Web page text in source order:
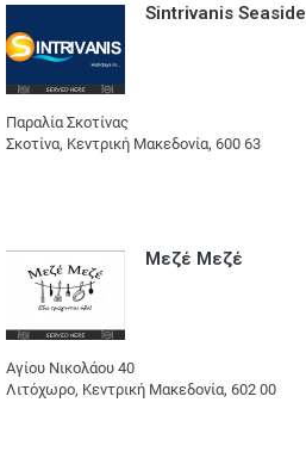
Sintrivanis Seaside
Παραλία Σκοτίνας
Σκοτίνα, Κεντρική Μακεδονία, 600 63
Μεζέ Μεζέ
Αγίου Νικολάου 40
Λιτόχωρο, Κεντρική Μακεδονία, 602 00